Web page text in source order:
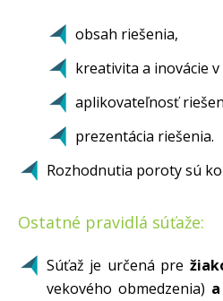
obsah riešenia,
kreativita a inovácie
aplikovateľnosť
prezentácia riešenia.
Rozhodnutia poroty sú
Ostatné pravidlá súťaže:
Súťaž je určená pre
vekového obmedzenia)